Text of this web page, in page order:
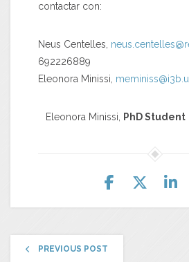
contactar con:
Neus Centelles,
692226889
Eleonora Minissi,
Eleonora Minissi, PhD Student
PREVIOUS POST